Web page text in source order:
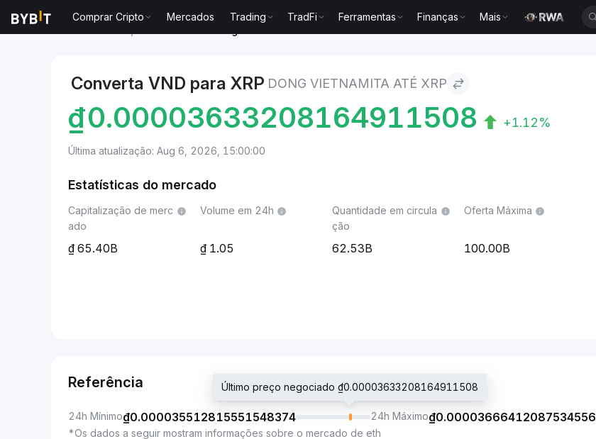
Comprar Cripto Mercados Trading TradFi Ferramentas Finanças Mais
Converta VND para XRP DONG VIETNAMITA ATÉ XRP
₫0.00003633208164911508 +1.12%
Última atualização: Aug 6, 2026, 15:00:00
Estatísticas do mercado
Capitalização de merc
ado
65.40B
Volume em 24h
1.05
Quantidade em circula
ção
62.53B
Oferta Máxima
100.00B
Referência
24h Mínimo₫0.000035512815551548374
Último preço negociado ₫0.00003633208164911508
24h Máximo₫0.00003666412087534556
*Os dados a seguir mostram informações sobre o mercado de eth